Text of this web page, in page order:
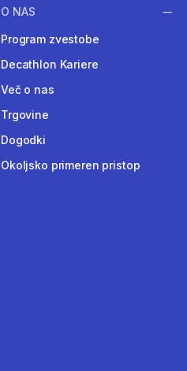
O NAS
Program zvestobe
Decathlon Kariere
Več o nas
Trgovine
Dogodki
Okoljsko primeren pristop